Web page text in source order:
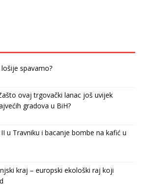
spavamo?
ovaj trgovački lanac još uvijek
gradova u BiH?
u Travniku i bacanje bombe na kafić u
kraj – europski ekološki raj koji